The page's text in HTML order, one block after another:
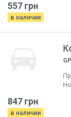
557 грн
в наличии
847 грн
в наличии